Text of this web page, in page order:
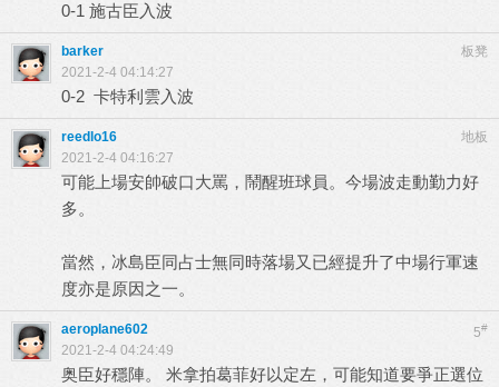
0-1 施古臣入波
板凳
barker
2021-2-4 04:14:27
0-2 卡特利雲入波
地板
reedlo16
2021-2-4 04:16:27
可能上場安帥破口大罵，鬧醒班球員。今場波走動勤力好
多。
當然，冰島臣同占士無同時落場又已經提升了中場行軍速
度亦是原因之一。
5#
aeroplane602
2021-2-4 04:24:49
奥臣好穩陣。 米拿拍葛菲好以定左，可能知道要爭正選位